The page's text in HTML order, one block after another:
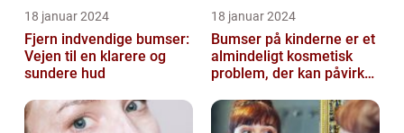
18 januar 2024
Fjern indvendige bumser:
Vejen til en klarere og
sundere hud
18 januar 2024
Bumser på kinderne er et
almindeligt kosmetisk
problem, der kan påvirke